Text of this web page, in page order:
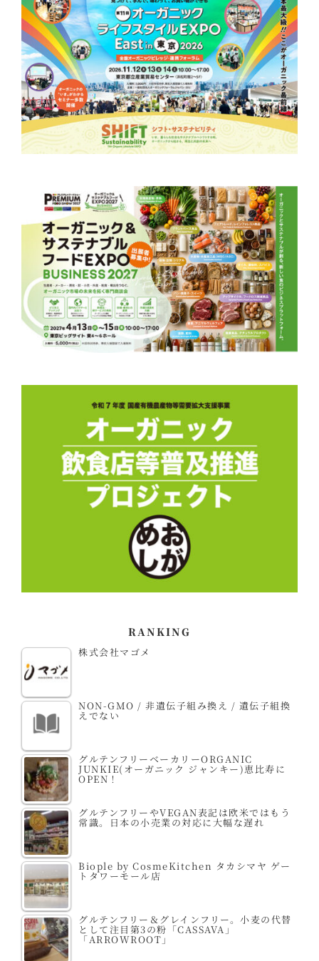
RANKING
株式会社マゴメ
NON-GMO / 非遺伝子組み換え / 遺伝子組換
えでない
グルテンフリーベーカリーORGANIC
JUNKIE(オーガニック ジャンキー)恵比寿に
OPEN！
グルテンフリーやVEGAN表記は欧米ではもう
常識。日本の小売業の対応に大幅な遅れ
Biople by CosmeKitchen タカシマヤ ゲー
トタワーモール店
グルテンフリー＆グレインフリー。小麦の代替
として注目第3の粉「CASSAVA」
「ARROWROOT」